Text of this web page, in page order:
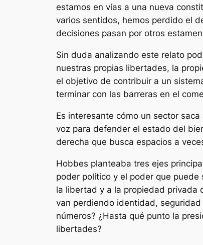
estamos en vías a una nueva
varios sentidos, hemos perdido el
decisiones pasan por otros
Sin duda analizando este relato
nuestras propias libertades, la
el objetivo de contribuir a un
terminar con las barreras en el
Es interesante cómo un sector
voz para defender el estado del
derecha que busca espacios a
Hobbes planteaba tres ejes
poder político y el poder que
la libertad y a la propiedad privada
van perdiendo identidad,
números? ¿Hasta qué punto la
libertades?